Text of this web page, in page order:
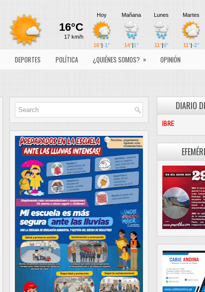
DEPORTES POLÍTICA ¿QUIÉNES SOMOS? »
OPINIÓN
DIARIO